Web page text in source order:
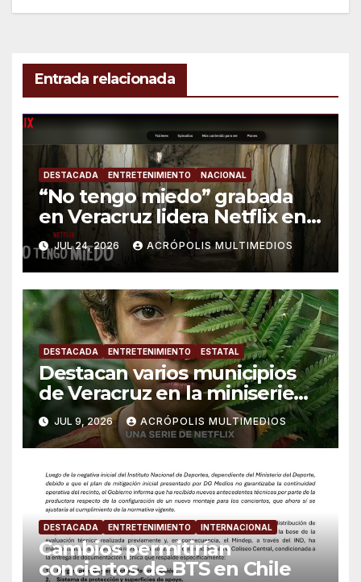
entradas
Entrada relacionada
DESTACADA ENTRETENIMIENTO NACIONAL
“No tengo miedo” grabada
en Veracruz lidera Netflix en
México
JUL 24, 2026 ACRÓPOLIS MULTIMEDIOS
DESTACADA ENTRETENIMIENTO ESTATAL
Destacan varios municipios
de Veracruz en la miniserie
de Netflix “No Tengo Miedo”
JUL 9, 2026 ACRÓPOLIS MULTIMEDIOS
DESTACADA ENTRETENIMIENTO INTERNACIONAL
Cambios permitirían
conciertos de BTS en Chile